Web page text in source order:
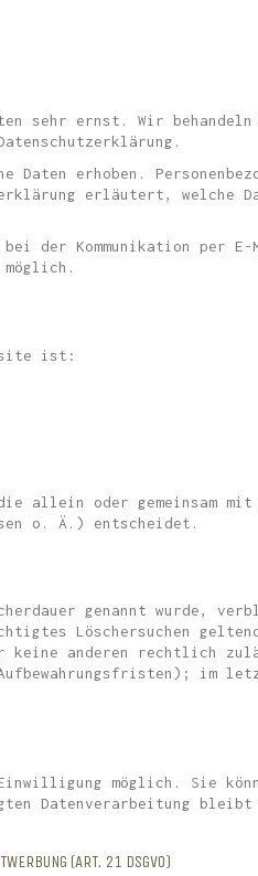
sehr ernst. Wir behandeln
Daten erhoben.
erläutert, welche
der Kommunikation per
ist:
oder gemeinsam mit
o. Ä.) entscheidet.
genannt wurde,
Löschersuchen
anderen rechtlich
im
möglich. Sie
Datenverarbeitung bleibt
(ART. 21 DSGVO)